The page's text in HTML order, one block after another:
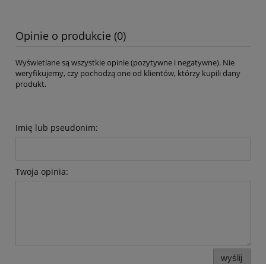
Opinie o produkcie (0)
Wyświetlane są wszystkie opinie (pozytywne i negatywne). Nie
weryfikujemy, czy pochodzą one od klientów, którzy kupili dany
produkt.
Imię lub pseudonim:
Twoja opinia:
wyślij